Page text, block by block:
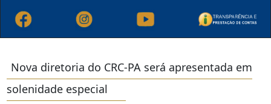
Nova diretoria do CRC-PA será apresentada em
solenidade especial